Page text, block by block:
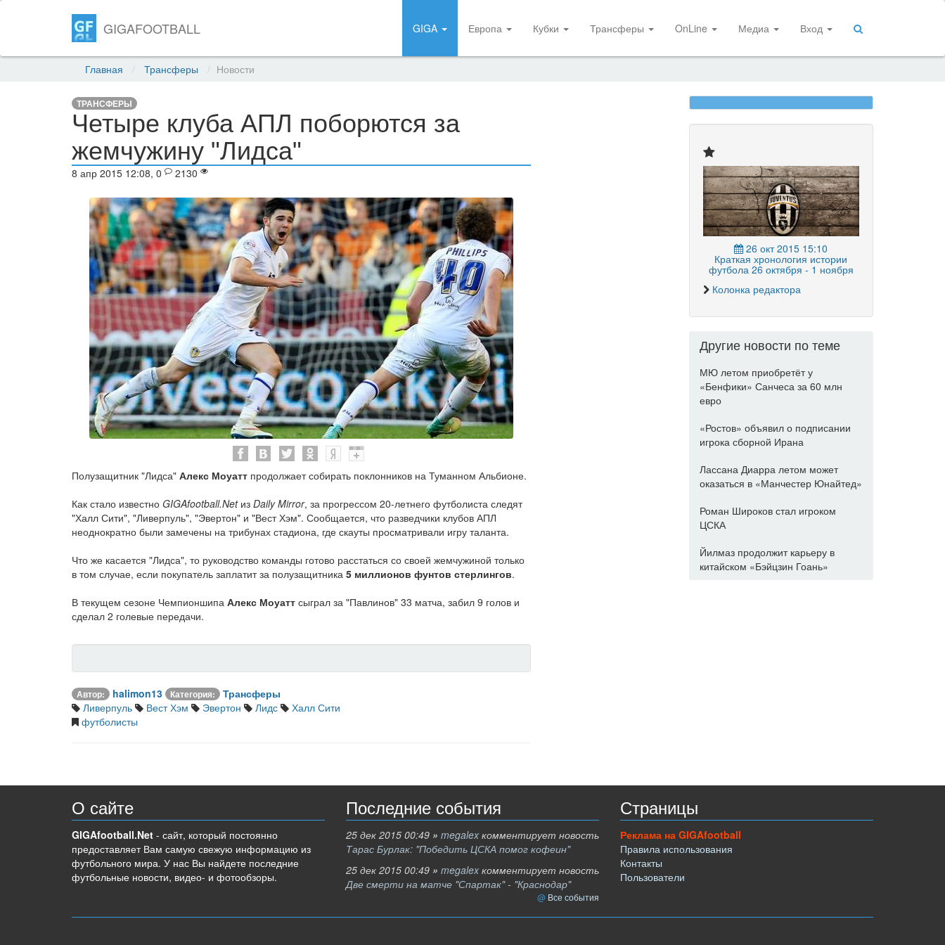
GIGAFOOTBALL GIGA Европа Кубки Трансферы OnLine Медиа Вход
Главная Трансферы Новости
ТРАНСФЕРЫ
Четыре клуба АПЛ поборются за
жемчужину "Лидса"
8 апр 2015 12:08, 0 2130
Полузащитник "Лидса" Алекс Моуатт продолжает собирать поклонников на Туманном Альбионе.
Как стало известно GIGAfootball.Netиз Daily Mirror, за прогрессом 20-летнего футболиста следят
"Халл Сити", "Ливерпуль", "Эвертон" и "Вест Хэм". Сообщается, что разведчики клубов АПЛ
неоднократно были замечены на трибунах стадиона, где скауты просматривали игру таланта.
Что же касается "Лидса", то руководство команды готово расстаться со своей жемчужиной только
в том случае, если покупатель заплатит за полузащитника 5 миллионов фунтов стерлингов.
В текущем сезоне Чемпионшипа Алекс Моуатт сыграл за "Павлинов" 33 матча, забил 9 голов и
сделал 2 голевые передачи.
Автор: halimon13 Категория:
Трансферы
Ливерпуль
Вест Хэм Эвертон Лидс
Халл Сити
футболисты
26 окт 2015 15:10
Краткая хронология истории
футбола 26 октября - 1 ноября
Колонка редактора
Другие новости по теме
МЮ летом приобретёт у
«Бенфики» Санчеса за 60 млн
евро
«Ростов» объявил о подписании
игрока сборной Ирана
Лассана Диарра летом может
оказаться в «Манчестер Юнайтед»
Роман Широков стал игроком
ЦСКА
Йилмаз продолжит карьеру в
китайском «Бэйцзин Гоань»
О сайте
GIGAfootball.Net - сайт, который постоянно
предоставляет Вам самую свежую информацию из
футбольного мира. У нас Вы найдете последние
футбольные новости, видео- и фотообзоры.
Последние события
25 дек 2015 00:49 » megalex комментирует новость
Тарас Бурлак: "Победить ЦСКА помог кофеин"
25 дек 2015 00:49 » megalex комментирует новость
Две смерти на матче "Спартак" - "Краснодар"
Все события
Страницы
Реклама на GIGAfootball
Правила использования
Контакты
Пользователи